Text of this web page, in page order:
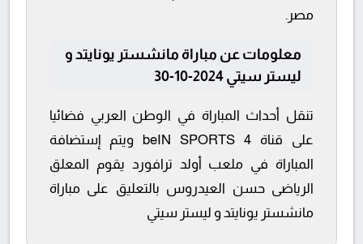
مصر.
معلومات عن مباراة مانشستر يونايتد و
ليستر سيتي 2024-10-30
تنقل أحداث المباراة في الوطن العربي فضائيا
على قناة beIN SPORTS 4 ويتم إستضافة
المباراة في ملعب أولد ترافورد يقوم المعلق
الرياضى حسن العيدروس بالتعليق على مباراة
مانشستر يونايتد و ليستر سيتي